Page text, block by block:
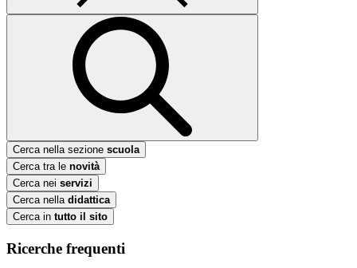
Cerca nella sezione scuola
Cerca tra le novità
Cerca nei servizi
Cerca nella didattica
Cerca in tutto il sito
Ricerche frequenti